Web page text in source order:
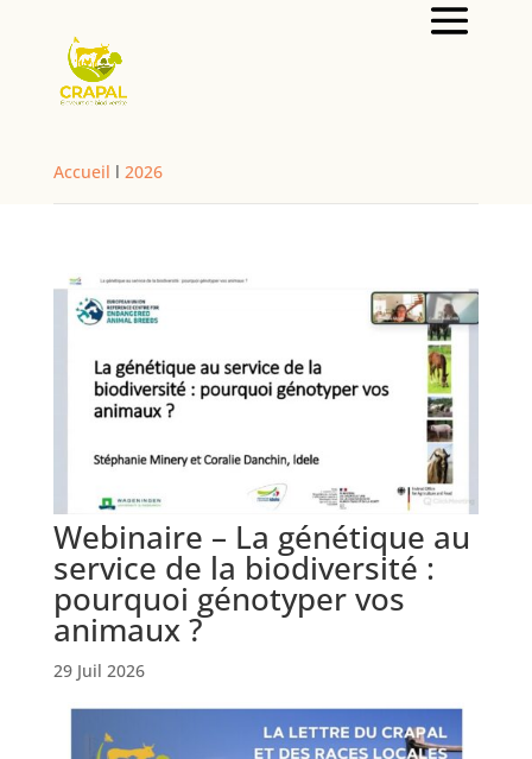
Accueil l 2026
Webinaire – La génétique au
service de la biodiversité :
pourquoi génotyper vos
animaux ?
29 Juil 2026